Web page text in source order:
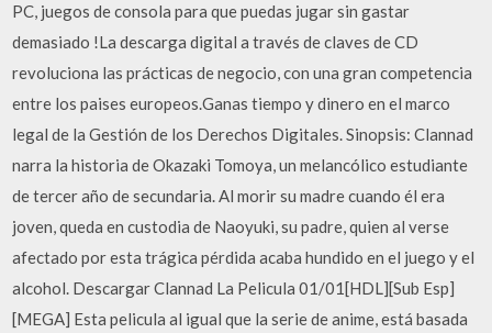
PC, juegos de consola para que puedas jugar sin gastar
demasiado !La descarga digital a través de claves de CD
revoluciona las prácticas de negocio, con una gran competencia
entre los paises europeos.Ganas tiempo y dinero en el marco
legal de la Gestión de los Derechos Digitales. Sinopsis: Clannad
narra la historia de Okazaki Tomoya, un melancólico estudiante
de tercer año de secundaria. Al morir su madre cuando él era
joven, queda en custodia de Naoyuki, su padre, quien al verse
afectado por esta trágica pérdida acaba hundido en el juego y el
alcohol. Descargar Clannad La Pelicula 01/01[HDL][Sub Esp]
[MEGA] Esta pelicula al igual que la serie de anime, está basada